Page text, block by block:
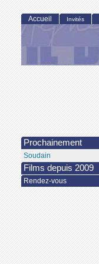
Accueil Invités
Prochainement
Soudain
Films depuis 2009
Rendez-vous